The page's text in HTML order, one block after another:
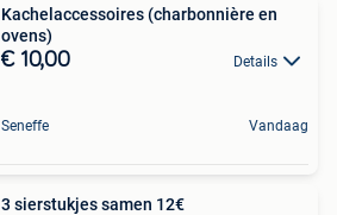
Kachelaccessoires (charbonnière en
ovens)
€ 10,00 Details
Seneffe Vandaag
3 sierstukjes samen 12€